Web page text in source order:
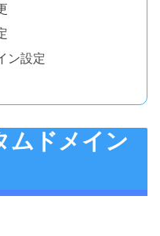
ン設定
ムドメイン